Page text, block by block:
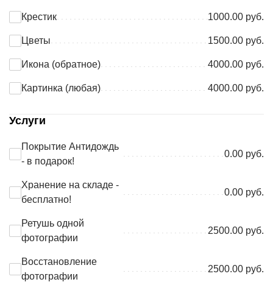
Крестик 1000.00 руб.
Цветы 1500.00 руб.
Икона (обратное) 4000.00 руб.
Картинка (любая) 4000.00 руб.
Услуги
Покрытие Антидождь
- в подарок!
0.00 руб.
Хранение на складе -
бесплатно!
0.00 руб.
Ретушь одной
фотографии
2500.00 руб.
Восстановление
фотографии
2500.00 руб.